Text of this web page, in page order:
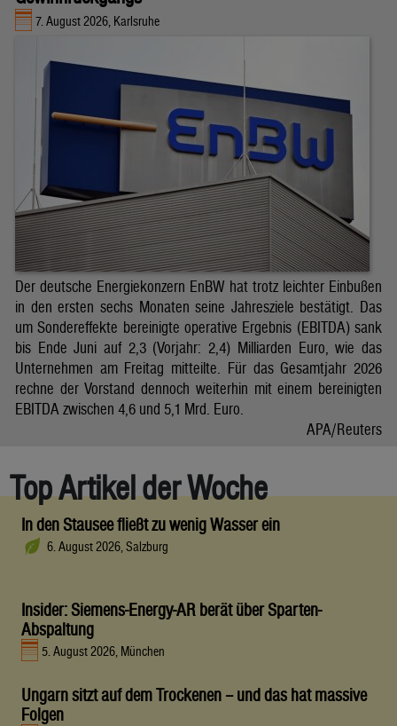
7. August 2026, Karlsruhe
Der deutsche Energiekonzern EnBW hat trotz leichter Einbußen
in den ersten sechs Monaten seine Jahresziele bestätigt. Das
um Sondereffekte bereinigte operative Ergebnis (EBITDA) sank
bis Ende Juni auf 2,3 (Vorjahr: 2,4) Milliarden Euro, wie das
Unternehmen am Freitag mitteilte. Für das Gesamtjahr 2026
rechne der Vorstand dennoch weiterhin mit einem bereinigten
EBITDA zwischen 4,6 und 5,1 Mrd. Euro.
APA/Reuters
Top Artikel der Woche
In den Stausee fließt zu wenig Wasser ein
6. August 2026, Salzburg
Insider: Siemens-Energy-AR berät über Sparten-
Abspaltung
5. August 2026, München
Ungarn sitzt auf dem Trockenen – und das hat massive
Folgen